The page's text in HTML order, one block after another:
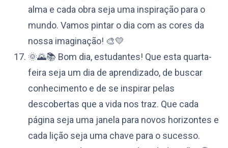
alma e cada obra seja uma inspiração para o
mundo. Vamos pintar o dia com as cores da
nossa imaginação! 🎨💛
🌞🌄📚 Bom dia, estudantes! Que esta quarta-
feira seja um dia de aprendizado, de buscar
conhecimento e de se inspirar pelas
descobertas que a vida nos traz. Que cada
página seja uma janela para novos horizontes e
cada lição seja uma chave para o sucesso.